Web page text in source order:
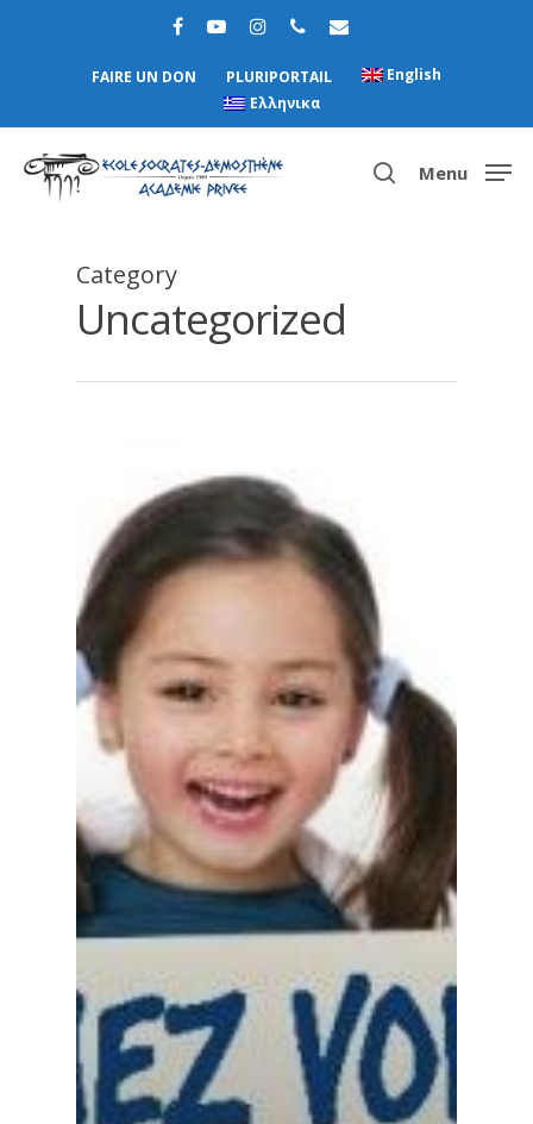
FAIRE UN DON PLURIPORTAIL
English
Ελληνικα
Hit enter to search or ESC to close
Menu
Category
Uncategorized